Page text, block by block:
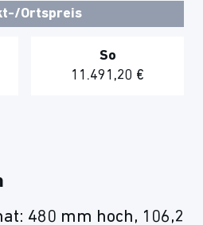
Ortspreis
So
11.491,20 €
480 mm hoch, 106,2